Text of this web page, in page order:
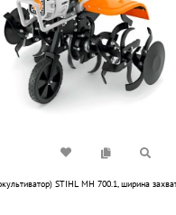
STIHL MH 700.1, ширина